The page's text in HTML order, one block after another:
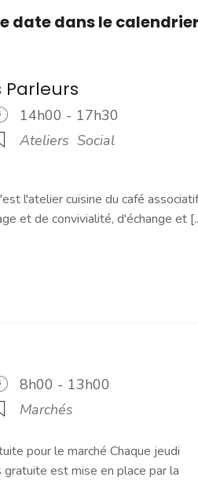
date dans le
Parleurs
14h00 - 17h30
Ateliers Social
l'atelier cuisine du café associatif
et de convivialité, d'échange et
8h00 - 13h00
Marchés
pour le marché Chaque jeudi
est mise en place par la